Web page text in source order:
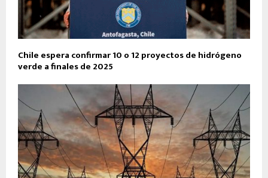
Chile espera confirmar 10 o 12 proyectos de hidrógeno
verde a finales de 2025